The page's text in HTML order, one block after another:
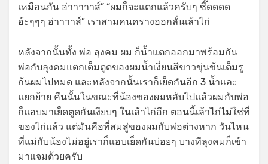
เหมือนกัน อ่าาาาาส์” “ผมก็จะแตกแล้วครับๆ ซี๊ดดดด
อ้ะๆๆๆ อ่าาาาส์” เราสามคนครางออกลั่นเล้าไก่
หลังจากนั้นทั้ง พ่อ ลุงคม ผม ก็น้ำแตกออกมาพร้อมกัน
พ่อกับลุงคมแตกเต็มตูดของผมน้ำเงี่ยนสีขาวขุ่นข้นเต็มรู
ก้นผมไปหมด และหลังจากนั้นเราก็เย็ดกันอีก 3 น้ำและ
แยกย้าย คืนนั้นในขณะที่น้องของผมหลับไปแล้วผมกับพ่อ
ก็แอบมาเย็ดตูดกันเงียบๆ ในเล้าไก่อีก ตอนนี้เล้าไก่ไม่ใช่ที่
ของไก่แล้ว แต่มันคือที่สมสู่ของผมกับพ่อต่างหาก วันไหน
ที่แม่กับน้องไม่อยู่เราก็แอบเย็ดกันบ่อยๆ บางทีลุงคมก็เข้า
มาแจมด้วยครับ